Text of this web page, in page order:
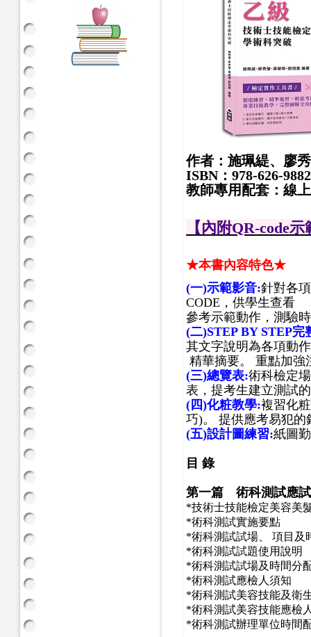
作者：施珮緹、廖
ISBN：978-626-
教師專用配套：線
【內附QR-code
★本書內容特色★
(一)示範影音:針對各
CODE ， 供學生查看
參考示範動作， 測驗
(二)STEP BY STEP完
其文字說明為各項動作
精華摘要。
重點加強
(三)總覽表:術科檢定
表， 提考生建立測試
(四)化粧教學:複習化
巧)。
提供應考易犯的
(五)設計圖練習:紙圖
目 錄
第一篇 術科測試應
*技術士技能檢定美容美
*術科測試實施要點
*術科測試試場、
項目及
*術科測試試題使用說明
*術科測試試場及時間分
*術科測試應檢人須知
*術科測試美容技能及衛
*術科測試美容技能應檢
*術科測試辦理單位時間